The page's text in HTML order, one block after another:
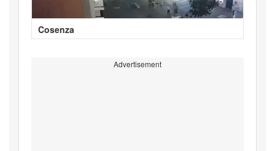
Cosenza
Advertisement